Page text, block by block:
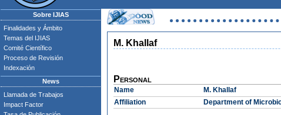
Sobre IJIAS
Finalidades y Ámbito
Temas del IJIAS
Comité Científico
Proceso de Revisión
Indexación
News
Llamada de Trabajos
Impact Factor
M. Khallaf
Personal
Name
M. Khallaf
Affiliation
Department of